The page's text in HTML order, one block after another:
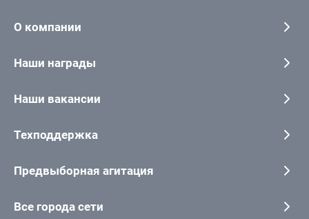
О компании
Наши награды
Наши вакансии
Техподдержка
Предвыборная агитация
Все города сети